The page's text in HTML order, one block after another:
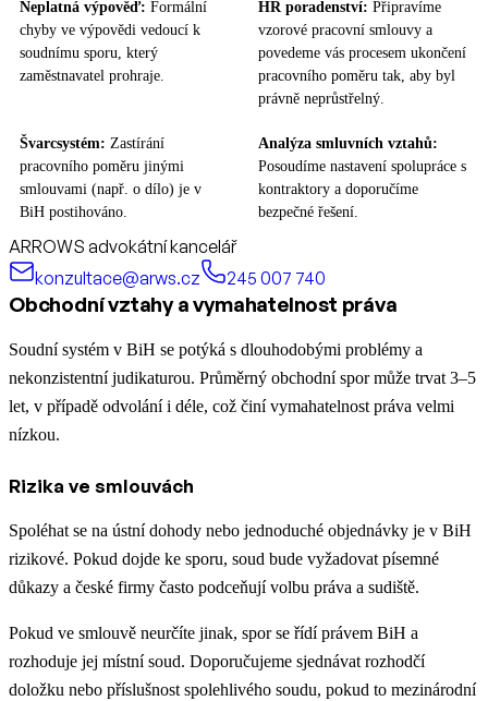
Neplatná výpověď: Formální
chyby ve výpovědi vedoucí k
soudnímu sporu, který
zaměstnavatel prohraje.
HR poradenství: Připravíme
vzorové pracovní smlouvy a
povedeme vás procesem ukončení
pracovního poměru tak, aby byl
právně neprůstřelný.
Švarcsystém: Zastírání
pracovního poměru jinými
smlouvami (např. o dílo) je v
BiH postihováno.
Analýza smluvních vztahů:
Posoudíme nastavení spolupráce s
kontraktory a doporučíme
bezpečné řešení.
ARROWS advokátní kancelář
konzultace@arws.cz
245 007 740
Obchodní vztahy a vymahatelnost práva
Soudní systém v BiH se potýká s dlouhodobými problémy a
nekonzistentní judikaturou. Průměrný obchodní spor může trvat 3–5
let, v případě odvolání i déle, což činí vymahatelnost práva velmi
nízkou.
Rizika ve smlouvách
Spoléhat se na ústní dohody nebo jednoduché objednávky je v BiH
rizikové. Pokud dojde ke sporu, soud bude vyžadovat písemné
důkazy a české firmy často podceňují volbu práva a sudiště.
Pokud ve smlouvě neurčíte jinak, spor se řídí právem BiH a
rozhoduje jej místní soud. Doporučujeme sjednávat rozhodčí
doložku nebo příslušnost spolehlivého soudu, pokud to mezinárodní